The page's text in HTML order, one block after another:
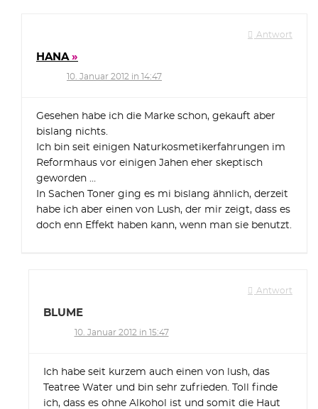
Antwort
HANA
10. Januar 2012 in 14:47
Gesehen habe ich die Marke schon, gekauft aber
bislang nichts.
Ich bin seit einigen Naturkosmetikerfahrungen im
Reformhaus vor einigen Jahen eher skeptisch
geworden …
In Sachen Toner ging es mi bislang ähnlich, derzeit
habe ich aber einen von Lush, der mir zeigt, dass es
doch enn Effekt haben kann, wenn man sie benutzt.
Antwort
BLUME
10. Januar 2012 in 15:47
Ich habe seit kurzem auch einen von lush, das
Teatree Water und bin sehr zufrieden. Toll finde
ich, dass es ohne Alkohol ist und somit die Haut